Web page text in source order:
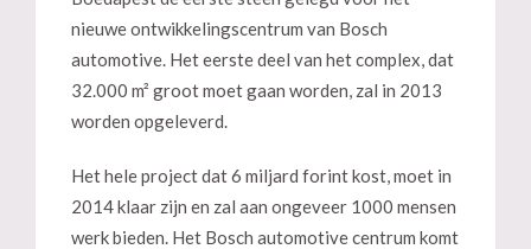
nieuwe ontwikkelingscentrum van Bosch
automotive. Het eerste deel van het complex, dat
32.000 m² groot moet gaan worden, zal in 2013
worden opgeleverd.
Het hele project dat 6 miljard forint kost, moet in
2014 klaar zijn en zal aan ongeveer 1000 mensen
werk bieden. Het Bosch automotive centrum komt